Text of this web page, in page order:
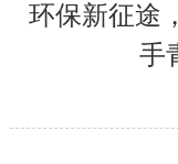
环保新征途
手